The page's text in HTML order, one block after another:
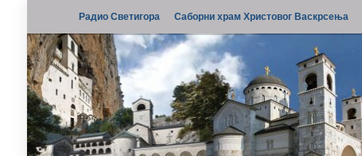
Радио Светигора Саборни храм Христовог Васкрсења